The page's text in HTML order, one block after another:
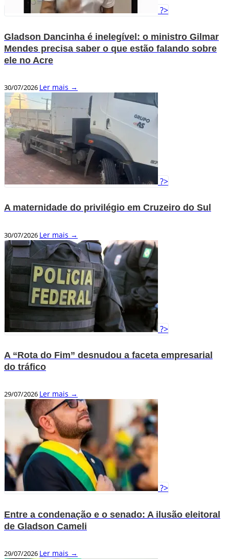
?>
Gladson Dancinha é inelegível: o ministro Gilmar
Mendes precisa saber o que estão falando sobre
ele no Acre
30/07/2026 Ler mais →
?>
A maternidade do privilégio em Cruzeiro do Sul
30/07/2026 Ler mais →
?>
A “Rota do Fim” desnudou a faceta empresarial
do tráfico
29/07/2026 Ler mais →
?>
Entre a condenação e o senado: A ilusão eleitoral
de Gladson Cameli
29/07/2026 Ler mais →